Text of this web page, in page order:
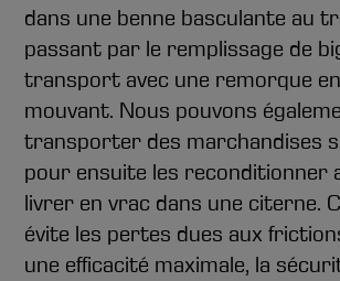
dans une benne basculante au
passant par le remplissage de
transport avec une remorque
mouvant. Nous pouvons
transporter des marchandises
pour ensuite les reconditionner
livrer en vrac dans une citerne.
évite les pertes dues aux
une efficacité maximale, la